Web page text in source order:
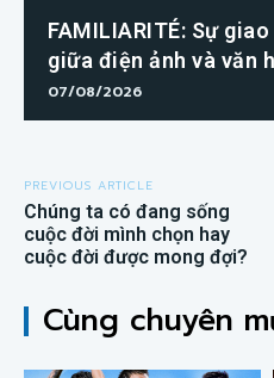
FAMILIARITÉ: Sự
giữa điện ảnh và văn
07/08/2026
PREVIOUS ARTICLE
Chúng ta có đang sống
cuộc đời mình chọn hay
cuộc đời được mong đợi?
Cùng chuyên